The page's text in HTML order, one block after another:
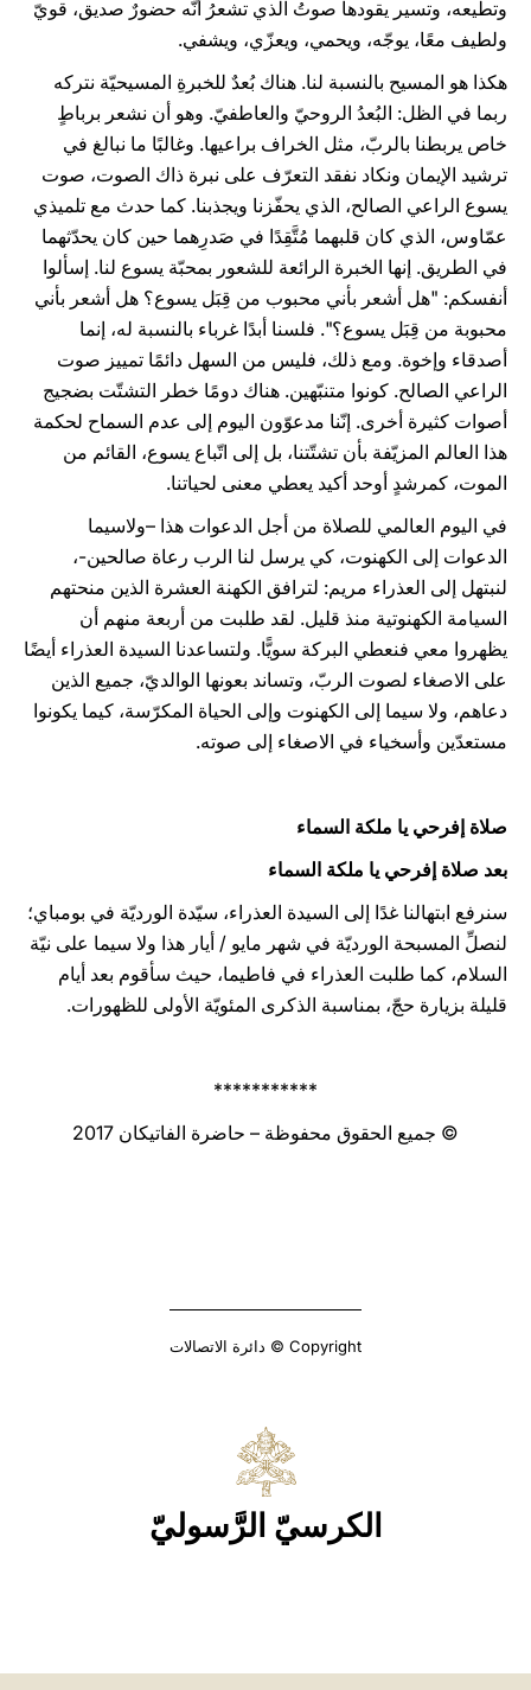
وتطيعه، وتسير يقودها صوتُ الذي تشعرُ أنّه حضورٌ صديق، قويّ
ولطيف معًا، يوجّه، ويحمي، ويعزّي، ويشفي.
هكذا هو المسيح بالنسبة لنا. هناك بُعدٌ للخبرةِ المسيحيّة نتركه
ربما في الظل: البُعدُ الروحيّ والعاطفيّ. وهو أن نشعر برباطٍ
خاص يربطنا بالربّ، مثل الخراف براعيها. وغالبًا ما نبالغ في
ترشيد الإيمان ونكاد نفقد التعرّف على نبرة ذاك الصوت، صوت
يسوع الراعي الصالح، الذي يحفّزنا ويجذبنا. كما حدث مع تلميذي
عمّاوس، الذي كان قلبهما مُتَّقِدًا في صَدرِهما حين كان يحدّثهما
في الطريق. إنها الخبرة الرائعة للشعور بمحبّة يسوع لنا. إسألوا
أنفسكم: "هل أشعر بأني محبوب من قِبَل يسوع؟ هل أشعر بأني
محبوبة من قِبَل يسوع؟". فلسنا أبدًا غرباء بالنسبة له، إنما
أصدقاء وإخوة. ومع ذلك، فليس من السهل دائمًا تمييز صوت
الراعي الصالح. كونوا متنبّهين. هناك دومًا خطر التشتّت بضجيج
أصوات كثيرة أخرى. إنّنا مدعوّون اليوم إلى عدم السماح لحكمة
هذا العالم المزيّفة بأن تشتّتنا، بل إلى اتّباع يسوع، القائم من
الموت، كمرشدٍ أوحد أكيد يعطي معنى لحياتنا.
في اليوم العالمي للصلاة من أجل الدعوات هذا –ولاسيما
الدعوات إلى الكهنوت، كي يرسل لنا الرب رعاة صالحين-،
لنبتهل إلى العذراء مريم: لترافق الكهنة العشرة الذين منحتهم
السيامة الكهنوتية منذ قليل. لقد طلبت من أربعة منهم أن
يظهروا معي فنعطي البركة سويًّا. ولتساعدنا السيدة العذراء أيضًا
على الاصغاء لصوت الربّ، وتساند بعونها الوالديّ، جميع الذين
دعاهم، ولا سيما إلى الكهنوت وإلى الحياة المكرّسة، كيما يكونوا
مستعدّين وأسخياء في الاصغاء إلى صوته.
صلاة إفرحي يا ملكة السماء
بعد صلاة إفرحي يا ملكة السماء
سنرفع ابتهالنا غدًا إلى السيدة العذراء، سيّدة الورديّة في بومباي؛
لنصلِّ المسبحة الورديّة في شهر مايو / أيار هذا ولا سيما على نيّة
السلام، كما طلبت العذراء في فاطيما، حيث سأقوم بعد أيام
قليلة بزيارة حجّ، بمناسبة الذكرى المئويّة الأولى للظهورات.
***********
© جميع الحقوق محفوظة – حاضرة الفاتيكان 2017
Copyright © دائرة الاتصالات
الكرسيّ الرَّسوليّ